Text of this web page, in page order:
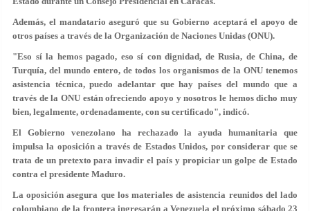
Además, el mandatario aseguró que su Gobierno aceptará el apoyo de
otros países a través de la Organización de Naciones Unidas (ONU).
"Eso sí la hemos pagado, eso sí con dignidad, de Rusia, de China, de
Turquía, del mundo entero, de todos los organismos de la ONU tenemos
asistencia técnica, puedo adelantar que hay países del mundo que a
través de la ONU están ofreciendo apoyo y nosotros le hemos dicho muy
bien, legalmente, ordenadamente, con su certificado", indicó.
El Gobierno venezolano ha rechazado la ayuda humanitaria que
impulsa la oposición a través de Estados Unidos, por considerar que se
trata de un pretexto para invadir el país y propiciar un golpe de Estado
contra el presidente Maduro.
La oposición asegura que los materiales de asistencia reunidos del lado
colombiano de la frontera ingresarán a Venezuela el próximo sábado 23